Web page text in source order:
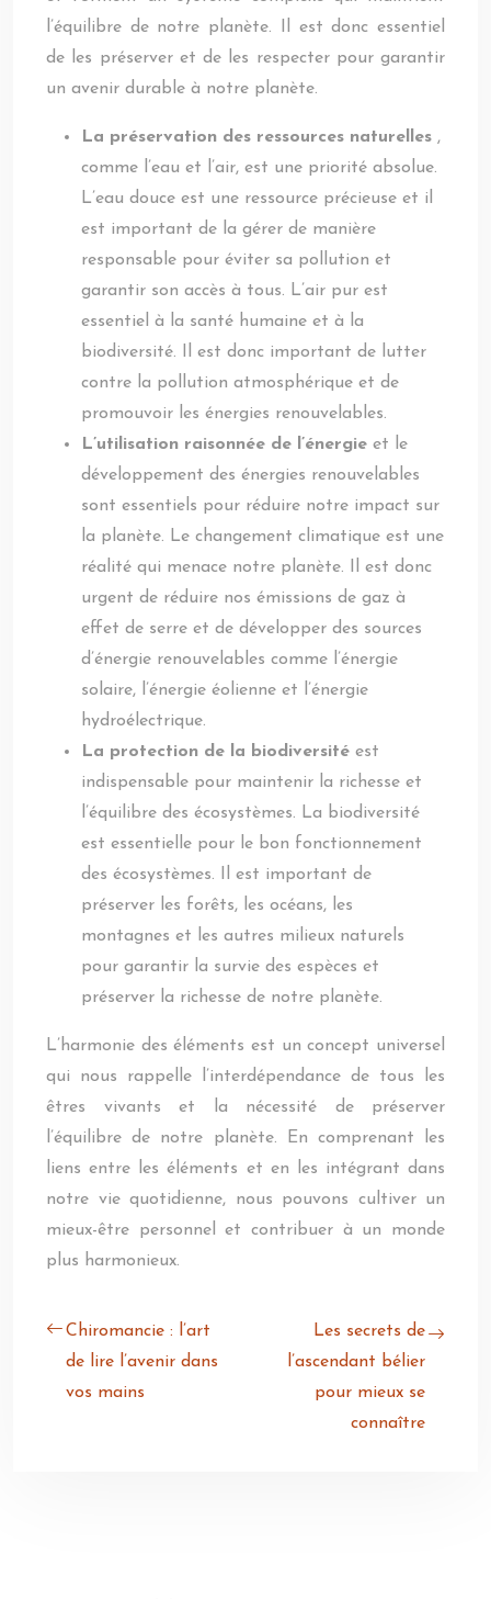
l’équilibre de notre planète. Il est donc essentiel
de les préserver et de les respecter pour garantir
un avenir durable à notre planète.
La préservation des ressources naturelles ,
comme l’eau et l’air, est une priorité absolue.
L’eau douce est une ressource précieuse et il
est important de la gérer de manière
responsable pour éviter sa pollution et
garantir son accès à tous. L’air pur est
essentiel à la santé humaine et à la
biodiversité. Il est donc important de lutter
contre la pollution atmosphérique et de
promouvoir les énergies renouvelables.
L’utilisation raisonnée de l’énergie et le
développement des énergies renouvelables
sont essentiels pour réduire notre impact sur
la planète. Le changement climatique est une
réalité qui menace notre planète. Il est donc
urgent de réduire nos émissions de gaz à
effet de serre et de développer des sources
d’énergie renouvelables comme l’énergie
solaire, l’énergie éolienne et l’énergie
hydroélectrique.
La protection de la biodiversité est
indispensable pour maintenir la richesse et
l’équilibre des écosystèmes. La biodiversité
est essentielle pour le bon fonctionnement
des écosystèmes. Il est important de
préserver les forêts, les océans, les
montagnes et les autres milieux naturels
pour garantir la survie des espèces et
préserver la richesse de notre planète.
L’harmonie des éléments est un concept universel
qui nous rappelle l’interdépendance de tous les
êtres vivants et la nécessité de préserver
l’équilibre de notre planète. En comprenant les
liens entre les éléments et en les intégrant dans
notre vie quotidienne, nous pouvons cultiver un
mieux-être personnel et contribuer à un monde
plus harmonieux.
Chiromancie : l’art
de lire l’avenir dans
vos mains
Les secrets de
l’ascendant bélier
pour mieux se
connaître